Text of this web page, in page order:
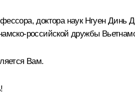
доктора наук Нгуен Динь
российской дружбы
Вам.